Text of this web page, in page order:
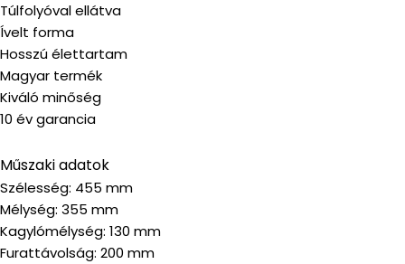
Túlfolyóval ellátva
Ívelt forma
Hosszú élettartam
Magyar termék
Kiváló minőség
10 év garancia
Műszaki adatok
Szélesség: 455 mm
Mélység: 355 mm
Kagylómélység: 130 mm
Furattávolság: 200 mm